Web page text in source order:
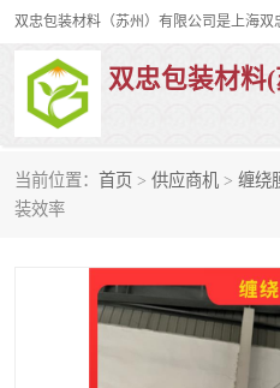
双忠包装材料
当前位置： 首页 > 供应商机 > 缠绕
装效率
打孔缠绕膜
裹包网兜